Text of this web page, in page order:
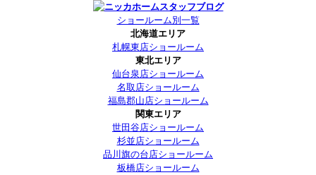
ショールーム別一覧
北海道エリア
札幌東店ショールーム
東北エリア
仙台泉店ショールーム
名取店ショールーム
福島郡山店ショールーム
関東エリア
世田谷店ショールーム
杉並店ショールーム
品川旗の台店ショールーム
板橋店ショールーム